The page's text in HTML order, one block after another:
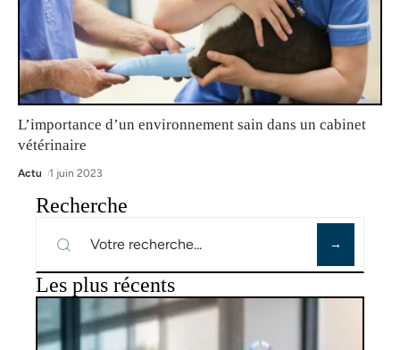
L’importance d’un environnement sain dans un cabinet
vétérinaire
Actu 1 juin 2023
Recherche
Les plus récents